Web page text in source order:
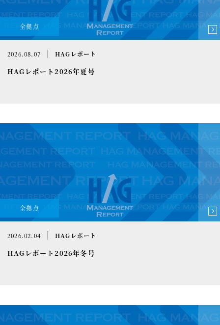
税理士変更をお考えの方
メールマガジン登録
全拠点
2026.08.07 HAGレポート
HAGレポート2026年夏号
全拠点
2026.02.04 HAGレポート
HAGレポート2026年冬号